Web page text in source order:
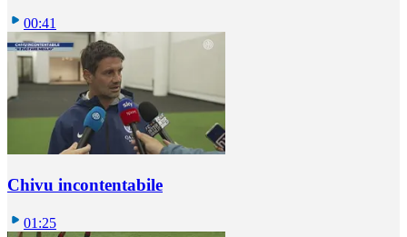
00:41
Chivu incontentabile
01:25